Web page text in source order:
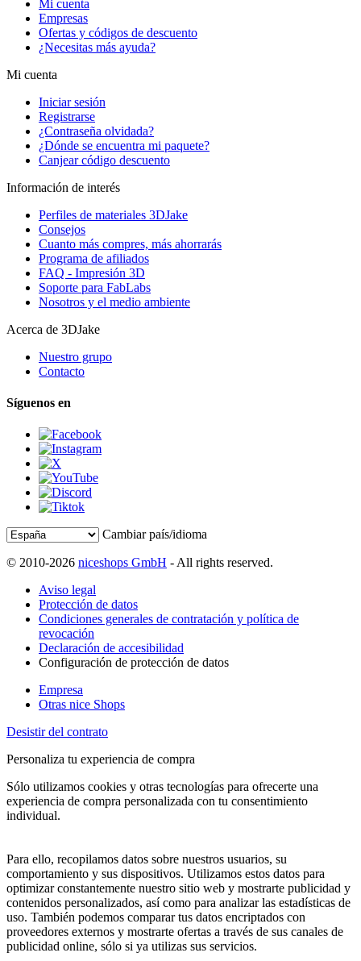
Mi cuenta
Empresas
Ofertas y códigos de descuento
¿Necesitas más ayuda?
Mi cuenta
Iniciar sesión
Registrarse
¿Contraseña olvidada?
¿Dónde se encuentra mi paquete?
Canjear código descuento
Información de interés
Perfiles de materiales 3DJake
Consejos
Cuanto más compres, más ahorrarás
Programa de afiliados
FAQ - Impresión 3D
Soporte para FabLabs
Nosotros y el medio ambiente
Acerca de 3DJake
Nuestro grupo
Contacto
Síguenos en
Cambiar país/idioma
© 2010-2026 niceshops GmbH - All rights reserved.
Aviso legal
Protección de datos
Condiciones generales de contratación y política de
revocación
Declaración de accesibilidad
Configuración de protección de datos
Empresa
Otras nice Shops
Desistir del contrato
Personaliza tu experiencia de compra
Sólo utilizamos cookies y otras tecnologías para ofrecerte una
experiencia de compra personalizada con tu consentimiento
individual.
Para ello, recopilamos datos sobre nuestros usuarios, su
comportamiento y sus dispositivos. Utilizamos estos datos para
optimizar constantemente nuestro sitio web y mostrarte publicidad y
contenidos personalizados, así como para analizar las estadísticas de
uso. También podemos comparar tus datos encriptados con
proveedores externos y mostrarte ofertas a través de sus canales de
publicidad online, sólo si ya utilizas sus servicios.